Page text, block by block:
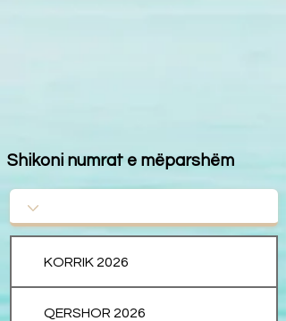
Shikoni numrat e mëparshëm
KORRIK 2026
QERSHOR 2026